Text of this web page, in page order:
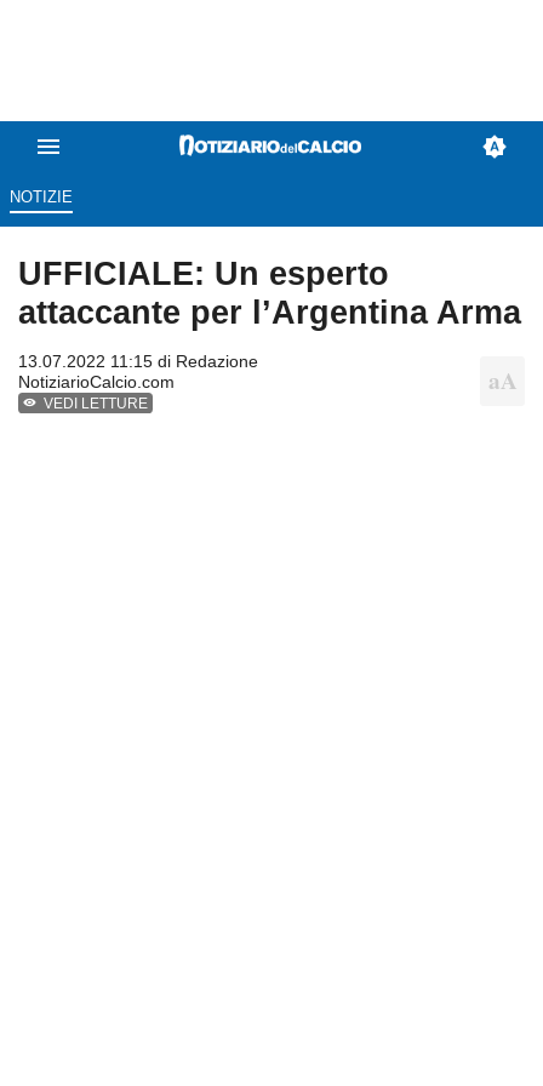
NOTIZIE
UFFICIALE: Un esperto
attaccante per l’Argentina Arma
13.07.2022 11:15 di Redazione
NotiziarioCalcio.com
VEDI LETTURE